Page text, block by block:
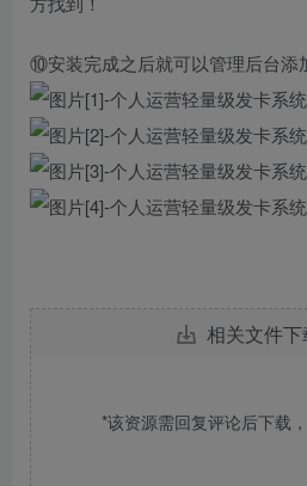
⑩安装完成之后就可以管理后台添
相关文件
*该资源需回复评论后下载